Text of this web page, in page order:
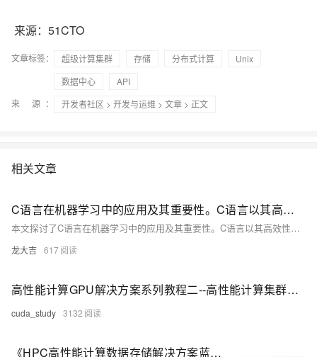
来源：51CTO
文章标签： 超级计算集群 存储 分布式计算
Unix
数据中心
API
来 源：
开发者社区 > 开发与运维 > 文章 > 正文
相关文章
C语言在机器学习中的应用及其重要性。C语言以其高效性、灵活性和可移植性，适合开发高性能的机器学习算法，尤其在底层算法实现、嵌入式系统和高性能计算中表现突出
本文探讨了C语言在机器学习中的应用及其重要性。C语言以其高效性、灵活性和可移植性，适合开发高性能的机器学习算法，尤其在底层算法实现、嵌入式系统和高性能计算中表现突出。文章还介绍了C语言在知名机器学习库中的作用，以及与Python等语言结合使用的案例，展望了其未来发展的挑战与机遇。
龙大吉 617
高性能计算GPU解决方案系列教程二--高性能计算集群性能指标
cuda_study 3132
《HPC高性能计算数据存储解决方案蓝皮书》电子版地址